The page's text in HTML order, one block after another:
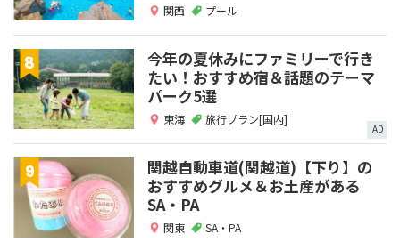
関西 プール
今年の夏休みにファミリーで行き
たい！おすすめ宿＆話題のテーマ
パーク5選
東海 旅行プラン[国内]
AD
関越自動車道(関越道)【下り】の
おすすめグルメ＆お土産がある
SA・PA
関東 SA・PA